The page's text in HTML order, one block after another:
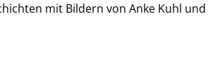
mit Bildern von Anke Kuhl